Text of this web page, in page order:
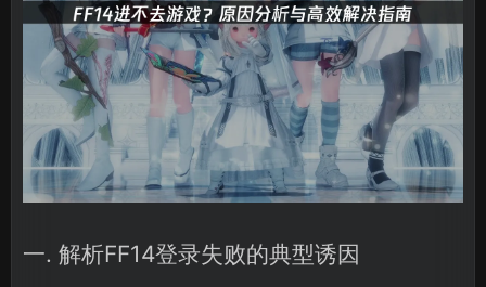
一. 解析FF14登录失败的典型诱因